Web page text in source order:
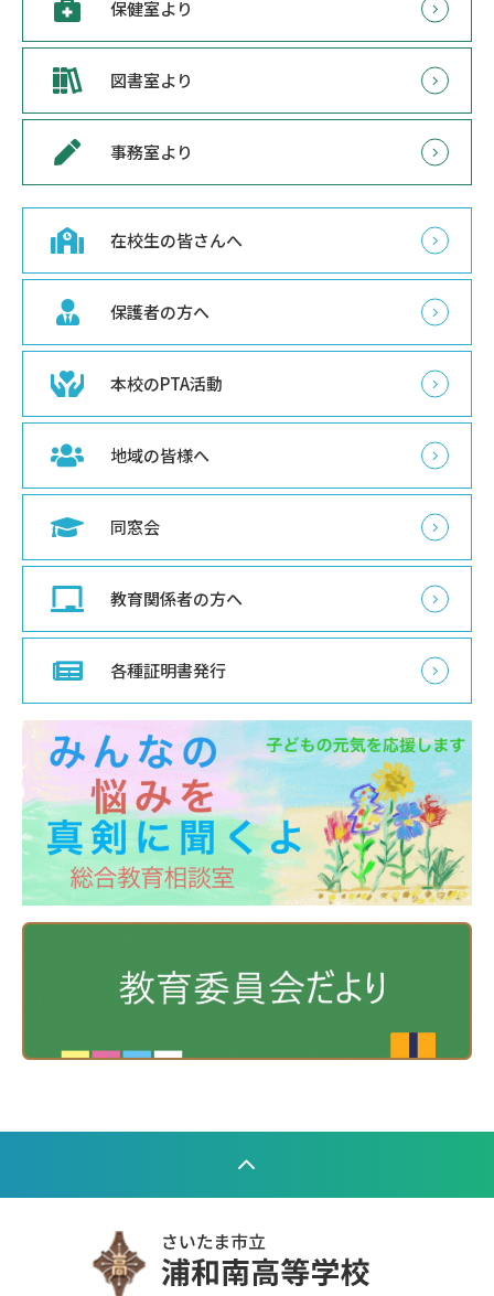
保健室より
図書室より
事務室より
在校生の皆さんへ
保護者の方へ
本校のPTA活動
地域の皆様へ
同窓会
教育関係者の方へ
各種証明書発行